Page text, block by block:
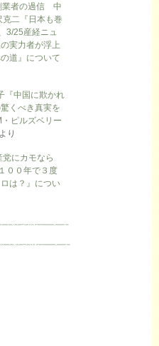
業者の過信 中
二『日本も巻
3/25産経ニュ
実力者が浮上
道』について
『中国に欺かれ
くべき真実を
ピルズベリー
より
にカモなら
００年で３度
は？』につい